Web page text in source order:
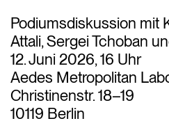
Podiumsdiskussion mit
Attali, Sergei Tchoban
12. Juni 2026, 16 Uhr
Aedes Metropolitan
Christinenstr. 18–19
10119 Berlin